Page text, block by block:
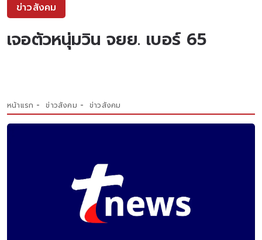
ข่าวสังคม
เจอตัวหนุ่มวิน จยย. เบอร์ 65
หน้าแรก ข่าวสังคม ข่าวสังคม